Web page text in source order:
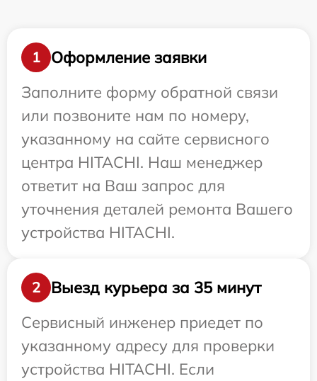
1
Оформление заявки
Заполните форму обратной связи
или позвоните нам по номеру,
указанному на сайте сервисного
центра HITACHI. Наш менеджер
ответит на Ваш запрос для
уточнения деталей ремонта Вашего
устройства HITACHI.
2
Выезд курьера за 35 минут
Сервисный инженер приедет по
указанному адресу для проверки
устройства HITACHI. Если